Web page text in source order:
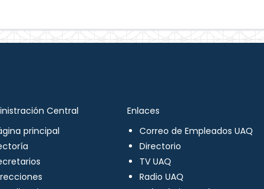
Central
principal
Enlaces
Correo de Empleados UAQ
Directorio
TV UAQ
Radio UAQ